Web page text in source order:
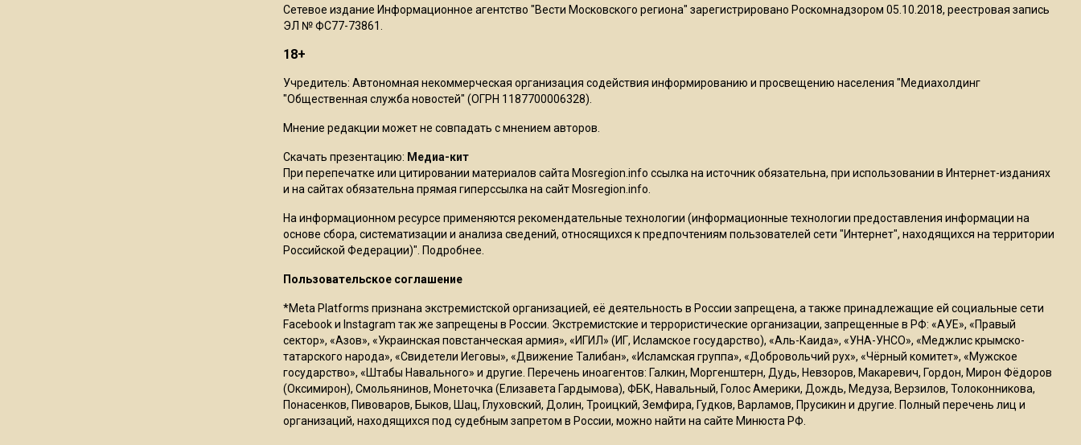
Сотрудники хлебозавода в
Подмосковье 21 июля
18:05
Юрист Машаров объяснил,
17:12
МЧС предупредило об
опасности купания при
перепаде температуры в 10
градусов
Сетевое издание Информационное агентство "Вести Московского региона" зарегистрировано Роскомнадзором 05.10.2018, реестровая запись
ЭЛ № ФС77-73861.
18+
Учредитель: Автономная некоммерческая организация содействия информированию и просвещению населения "Медиахолдинг
"Общественная служба новостей" (ОГРН 1187700006328).
Мнение редакции может не совпадать с мнением авторов.
Скачать презентацию: Медиа-кит
При перепечатке или цитировании материалов сайта Mosregion.info ссылка на источник обязательна, при использовании в Интернет-изданиях
и на сайтах обязательна прямая гиперссылка на сайт Mosregion.info.
На информационном ресурсе применяются рекомендательные технологии (информационные технологии предоставления информации на
основе сбора, систематизации и анализа сведений, относящихся к предпочтениям пользователей сети "Интернет", находящихся на территории
Российской Федерации)". Подробнее
Пользовательское соглашение
*Meta Platforms признана экстремистской организацией, её деятельность в России запрещена, а также принадлежащие ей социальные сети
Facebook и Instagram так же запрещены в России. Экстремистские и террористические организации, запрещенные в РФ: «АУЕ», «Правый
сектор», «Азов», «Украинская повстанческая армия», «ИГИЛ» (ИГ, Исламское государство), «Аль-Каида», «УНА-УНСО», «Меджлис крымско-
татарского народа», «Свидетели Иеговы», «Движение Талибан», «Исламская группа», «Добровольчий рух», «Чёрный комитет», «Мужское
государство», «Штабы Навального» и другие. Перечень иноагентов: Галкин, Моргенштерн, Дудь, Невзоров, Макаревич, Гордон, Мирон Фёдоров
(Оксимирон), Смольянинов, Монеточка (Елизавета Гардымова), ФБК, Навальный, Голос Америки, Дождь, Медуза, Верзилов, Толоконникова,
Понасенков, Пивоваров, Быков, Шац, Глуховский, Долин, Троицкий, Земфира, Гудков, Варламов, Прусикин и другие. Полный перечень лиц и
организаций, находящихся под судебным запретом в России, можно найти на сайте Минюста РФ.